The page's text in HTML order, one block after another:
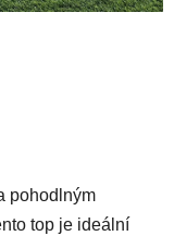
pohodlným
top je ideální